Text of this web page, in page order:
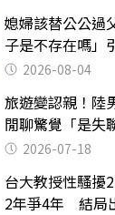
媳婦該替公公
子是不存在嗎」
2026-08-04
旅遊變認親！陸
閒聊驚覺「是失
2026-07-18
台大教授性騷擾
2年爭4年 結局